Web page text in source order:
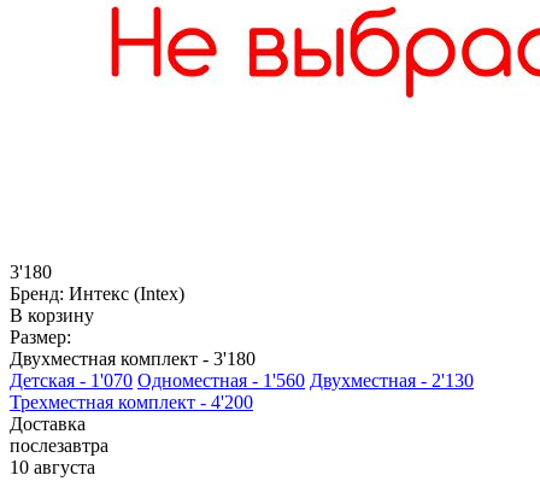
3'180
Бренд: Интекс (Intex)
В корзину
Размер:
Двухместная комплект - 3'180
Детская - 1'070 Одноместная - 1'560 Двухместная - 2'130
Трехместная комплект - 4'200
Доставка
послезавтра
10 августа